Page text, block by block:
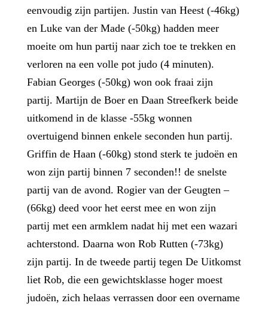
eenvoudig zijn partijen. Justin van Heest (-46kg)
en Luke van der Made (-50kg) hadden meer
moeite om hun partij naar zich toe te trekken en
verloren na een volle pot judo (4 minuten).
Fabian Georges (-50kg) won ook fraai zijn
partij. Martijn de Boer en Daan Streefkerk beide
uitkomend in de klasse -55kg wonnen
overtuigend binnen enkele seconden hun partij.
Griffin de Haan (-60kg) stond sterk te judoën en
won zijn partij binnen 7 seconden!! de snelste
partij van de avond. Rogier van der Geugten –
(66kg) deed voor het eerst mee en won zijn
partij met een armklem nadat hij met een wazari
achterstond. Daarna won Rob Rutten (-73kg)
zijn partij. In de tweede partij tegen De Uitkomst
liet Rob, die een gewichtsklasse hoger moest
judoën, zich helaas verrassen door een overname